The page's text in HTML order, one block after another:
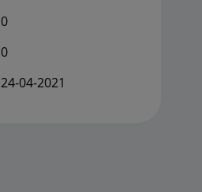
0
0
‎24-04-2021